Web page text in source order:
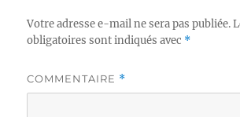
Votre adresse e-mail ne sera pas publiée.
obligatoires sont indiqués avec *
COMMENTAIRE *